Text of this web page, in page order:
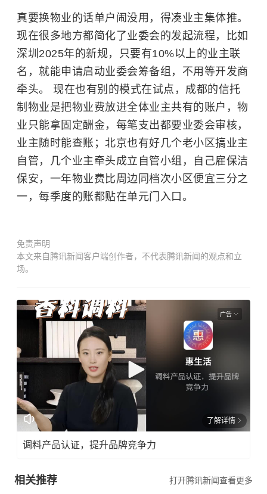
真要换物业的话单户闹没用，得凑业主集体推。
现在很多地方都简化了业委会的发起流程，比如
深圳2025年的新规，只要有10%以上的业主联
名，就能申请启动业委会筹备组，不用等开发商
牵头。 现在也有别的模式在试点，成都的信托
制物业是把物业费放进全体业主共有的账户，物
业只能拿固定酬金，每笔支出都要业委会审核，
业主随时能查账；北京也有好几个老小区搞业主
自管，几个业主牵头成立自管小组，自己雇保洁
保安，一年物业费比周边同档次小区便宜三分之
一，每季度的账都贴在单元门入口。
免责声明
本文来自腾讯新闻客户端创作者，不代表腾讯新闻的观点和立
场。
广告
了解详情
调料产品认证，提升品牌竞争力
相关推荐 打开腾讯新闻查看更多